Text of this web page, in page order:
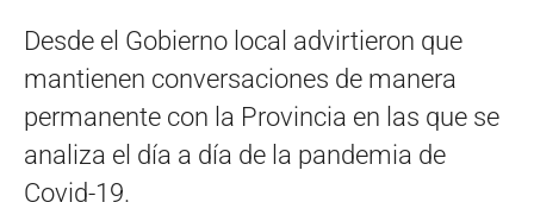
Desde el Gobierno local advirtieron que
mantienen conversaciones de manera
permanente con la Provincia en las que se
analiza el día a día de la pandemia de
Covid-19.